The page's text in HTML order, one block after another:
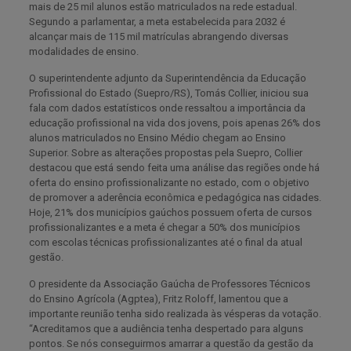
mais de 25 mil alunos estão matriculados na rede estadual.
Segundo a parlamentar, a meta estabelecida para 2032 é
alcançar mais de 115 mil matrículas abrangendo diversas
modalidades de ensino.
O superintendente adjunto da Superintendência da Educação
Profissional do Estado (Suepro/RS), Tomás Collier, iniciou sua
fala com dados estatísticos onde ressaltou a importância da
educação profissional na vida dos jovens, pois apenas 26% dos
alunos matriculados no Ensino Médio chegam ao Ensino
Superior. Sobre as alterações propostas pela Suepro, Collier
destacou que está sendo feita uma análise das regiões onde há
oferta do ensino profissionalizante no estado, com o objetivo
de promover a aderência econômica e pedagógica nas cidades.
Hoje, 21% dos municípios gaúchos possuem oferta de cursos
profissionalizantes e a meta é chegar a 50% dos municípios
com escolas técnicas profissionalizantes até o final da atual
gestão.
O presidente da Associação Gaúcha de Professores Técnicos
do Ensino Agrícola (Agptea), Fritz Roloff, lamentou que a
importante reunião tenha sido realizada às vésperas da votação.
“Acreditamos que a audiência tenha despertado para alguns
pontos. Se nós conseguirmos amarrar a questão da gestão da